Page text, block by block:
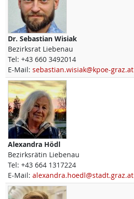
Dr. Sebastian Wisiak
Bezirksrat Liebenau
Tel: +43 660 3492014
E-Mail: sebastian.wisiak@kpoe-graz.at
Alexandra Hödl
Bezirksrätin Liebenau
Tel: +43 664 1317224
E-Mail: alexandra.hoedl@stadt.graz.at